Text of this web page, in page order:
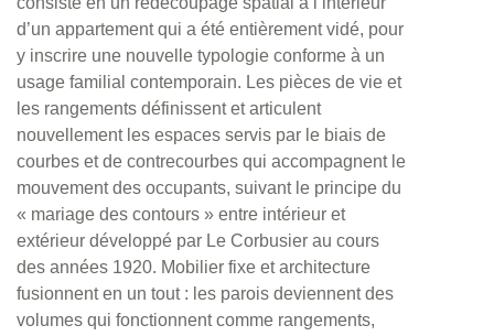
d’un appartement qui a été entièrement vidé, pour
y inscrire une nouvelle typologie conforme à un
usage familial contemporain. Les pièces de vie et
les rangements définissent et articulent
nouvellement les espaces servis par le biais de
courbes et de contrecourbes qui accompagnent le
mouvement des occupants, suivant le principe du
« mariage des contours » entre intérieur et
extérieur développé par Le Corbusier au cours
des années 1920. Mobilier fixe et architecture
fusionnent en un tout : les parois deviennent des
volumes qui fonctionnent comme rangements,